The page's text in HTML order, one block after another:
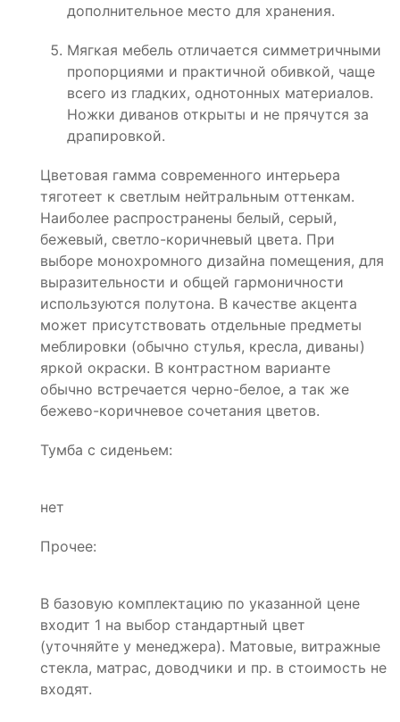
дополнительное место для хранения.
Мягкая мебель отличается симметричными
пропорциями и практичной обивкой, чаще
всего из гладких, однотонных материалов.
Ножки диванов открыты и не прячутся за
драпировкой.
Цветовая гамма современного интерьера
тяготеет к светлым нейтральным оттенкам.
Наиболее распространены белый, серый,
бежевый, светло-коричневый цвета. При
выборе монохромного дизайна помещения, для
выразительности и общей гармоничности
используются полутона. В качестве акцента
может присутствовать отдельные предметы
меблировки (обычно стулья, кресла, диваны)
яркой окраски. В контрастном варианте
обычно встречается черно-белое, а так же
бежево-коричневое сочетания цветов.
Тумба с сиденьем:
нет
Прочее:
В базовую комплектацию по указанной цене
входит 1 на выбор стандартный цвет
(уточняйте у менеджера). Матовые, витражные
стекла, матрас, доводчики и пр. в стоимость не
входят.